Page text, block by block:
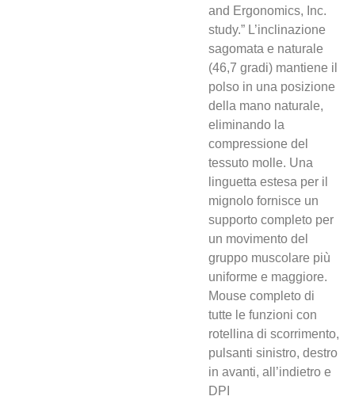
and Ergonomics, Inc.
study.” L’inclinazione
sagomata e naturale
(46,7 gradi) mantiene il
polso in una posizione
della mano naturale,
eliminando la
compressione del
tessuto molle. Una
linguetta estesa per il
mignolo fornisce un
supporto completo per
un movimento del
gruppo muscolare più
uniforme e maggiore.
Mouse completo di
tutte le funzioni con
rotellina di scorrimento,
pulsanti sinistro, destro
in avanti, all’indietro e
DPI